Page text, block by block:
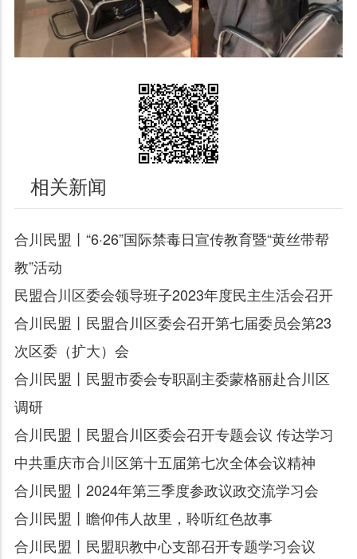
相关新闻
合川民盟丨“6·26”国际禁毒日宣传教育暨“黄丝带帮
教”活动
民盟合川区委会领导班子2023年度民主生活会召开
合川民盟丨民盟合川区委会召开第七届委员会第23
次区委（扩大）会
合川民盟丨民盟市委会专职副主委蒙格丽赴合川区
调研
合川民盟丨民盟合川区委会召开专题会议 传达学习
中共重庆市合川区第十五届第七次全体会议精神
合川民盟丨2024年第三季度参政议政交流学习会
合川民盟丨瞻仰伟人故里，聆听红色故事
合川民盟丨民盟职教中心支部召开专题学习会议